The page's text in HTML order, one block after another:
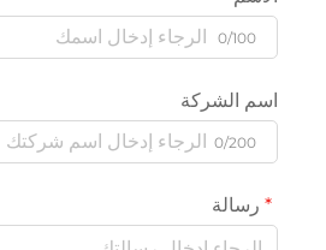
0/100
اسم الشركة
0/200
رسالة